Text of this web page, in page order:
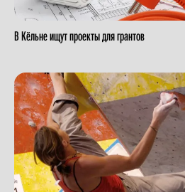
В Кёльне ищут проекты для грантов